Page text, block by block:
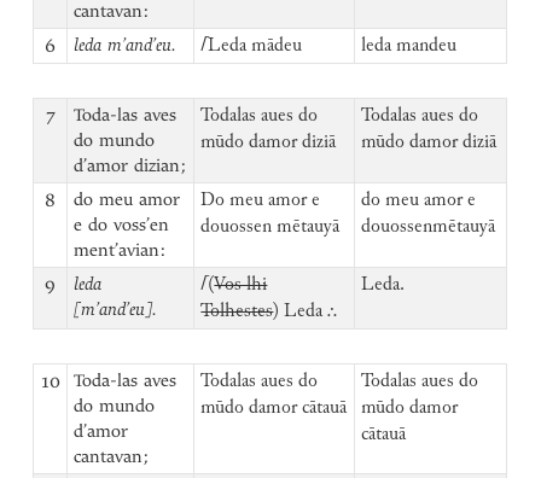
cantavan:
6 leda m’and’eu. ⌈Leda mādeu leda mandeu
7
Toda-las aves
do mundo
d’amor dizian;
Todalas aues do
mūdo damor diziā
Todalas aues do
mūdo damor diziā
8
do meu amor
e do voss’en
ment’avian:
Do meu amor e
douossen mētauyā
do meu amor e
douossenmētauyā
9
leda
[m’and’eu].
⌈(Vos lhi
Tolhestes) Leda ⸫
Leda.
10
Toda-las aves
do mundo
d’amor
cantavan;
Todalas aues do
mūdo damor cātauā
Todalas aues do
mūdo damor
cātauā